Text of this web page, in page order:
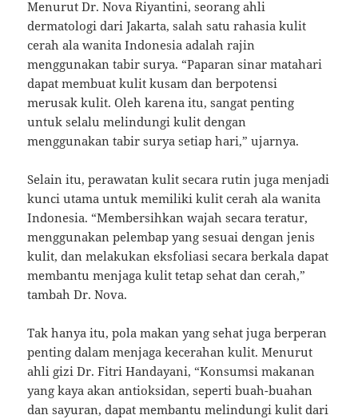
Menurut Dr. Nova Riyantini, seorang ahli
dermatologi dari Jakarta, salah satu rahasia kulit
cerah ala wanita Indonesia adalah rajin
menggunakan tabir surya. “Paparan sinar matahari
dapat membuat kulit kusam dan berpotensi
merusak kulit. Oleh karena itu, sangat penting
untuk selalu melindungi kulit dengan
menggunakan tabir surya setiap hari,” ujarnya.
Selain itu, perawatan kulit secara rutin juga menjadi
kunci utama untuk memiliki kulit cerah ala wanita
Indonesia. “Membersihkan wajah secara teratur,
menggunakan pelembap yang sesuai dengan jenis
kulit, dan melakukan eksfoliasi secara berkala dapat
membantu menjaga kulit tetap sehat dan cerah,”
tambah Dr. Nova.
Tak hanya itu, pola makan yang sehat juga berperan
penting dalam menjaga kecerahan kulit. Menurut
ahli gizi Dr. Fitri Handayani, “Konsumsi makanan
yang kaya akan antioksidan, seperti buah-buahan
dan sayuran, dapat membantu melindungi kulit dari